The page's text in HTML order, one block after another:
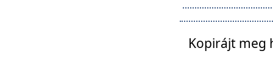
Kopirájt meg